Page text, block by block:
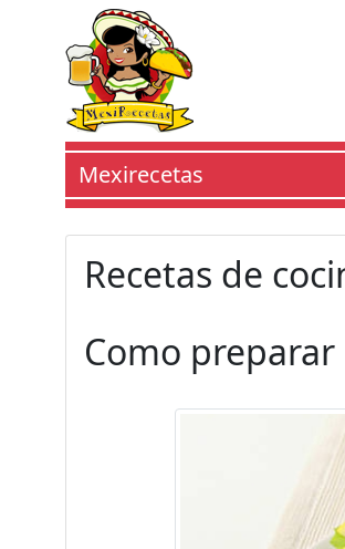
Mexirecetas
Recetas de
Como preparar